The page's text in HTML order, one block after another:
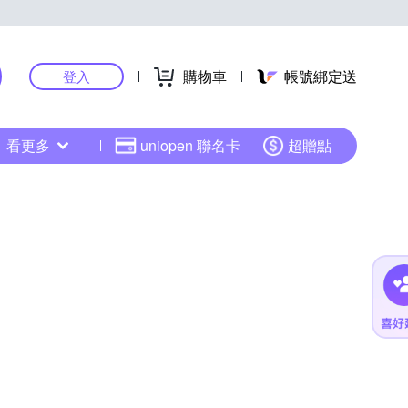
登入 購物車 帳號綁定送
看更多 uniopen 聯名卡 超贈點